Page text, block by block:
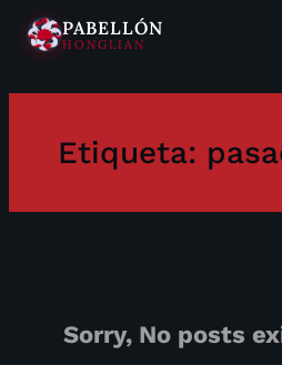
PABELLÓN
HONGLIAN
Etiqueta:
Sorry, No posts